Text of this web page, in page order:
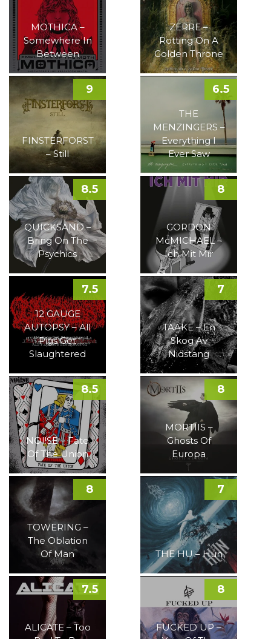
MOTHICA –
Somewhere In
Between
ZERRE –
Rotting On A
Golden Throne
FINSTERFORST
– Still
9
THE
MENZINGERS –
Everything I
Ever Saw
6.5
QUICKSAND –
Bring On The
Psychics
8.5
GORDON
McMICHAEL –
Ich Mit Mir
8
12 GAUGE
AUTOPSY – All
Pigs Get
Slaughtered
7.5
TAAKE – En
Skog Av
Nidstang
7
NOI!SE – Fate
Of The Union
8.5
MORTIIS –
Ghosts Of
Europa
8
TOWERING –
The Oblation
Of Man
8
THE HU – Hun
7
ALICATE – Too
7.5
FUCKED UP –
8